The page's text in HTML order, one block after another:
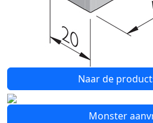
Naar de
Monster